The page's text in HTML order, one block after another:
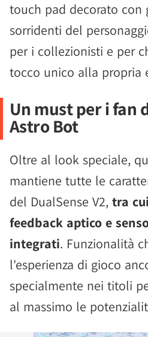
touch pad decorato con
sorridenti del
per i collezionisti e per
tocco unico alla propria
Un must per i fan
Astro Bot
Oltre al look speciale,
mantiene tutte le
del DualSense V2, tra
feedback aptico e
integrati. Funzionalità
l'esperienza di gioco
specialmente nei titoli
al massimo le